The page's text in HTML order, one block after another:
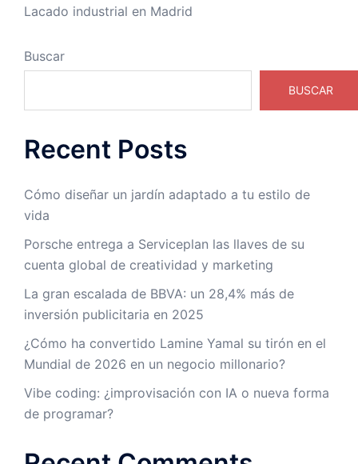
Lacado industrial en Madrid
Buscar
BUSCAR
Recent Posts
Cómo diseñar un jardín adaptado a tu estilo de
vida
Porsche entrega a Serviceplan las llaves de su
cuenta global de creatividad y marketing
La gran escalada de BBVA: un 28,4% más de
inversión publicitaria en 2025
¿Cómo ha convertido Lamine Yamal su tirón en el
Mundial de 2026 en un negocio millonario?
Vibe coding: ¿improvisación con IA o nueva forma
de programar?